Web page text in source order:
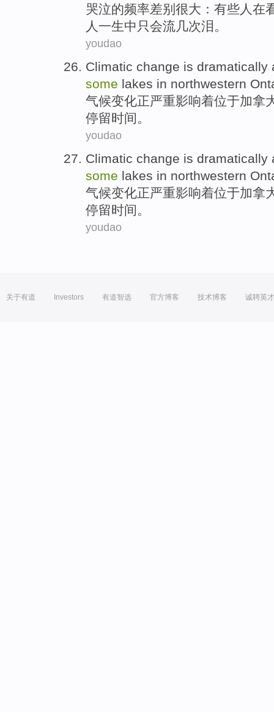
哭泣的频率差别 很大： 有些人 在
人 一生中 只会流几次泪。
youdao
Climatic change is dramatically
some lakes in northwestern
气候变化正严重影响着位于加拿
停留时间。
youdao
Climatic change is dramatically
some lakes in northwestern
气候变化正严重影响着位于加拿
停留时间。
youdao
关于有道 Investors 有道智选 官方博客 技术博客 诚聘英才